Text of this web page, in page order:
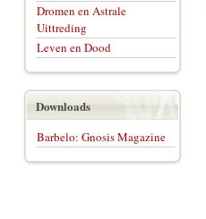
Dromen en Astrale
Uittreding
Leven en Dood
Downloads
Barbelo: Gnosis Magazine